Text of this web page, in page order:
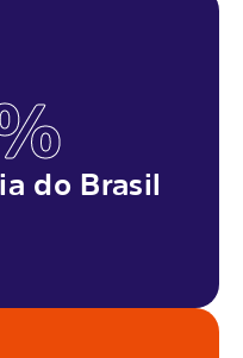
do Brasil